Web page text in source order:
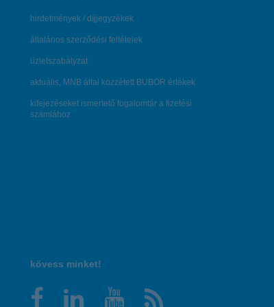
hirdetmények / díjjegyzékek
általános szerződési feltételek
üzletszabályzat
aktuális, MNB által közzétett BUBOR értékek
kifejezéseket ismertető fogalomtár a fizetési
számlához
kövess minket!